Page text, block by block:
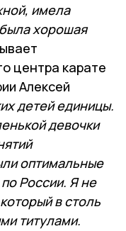
имела
хорошая
центра карате
Алексей
детей единицы.
девочки
оптимальные
России. Я не
в столь
титулами.